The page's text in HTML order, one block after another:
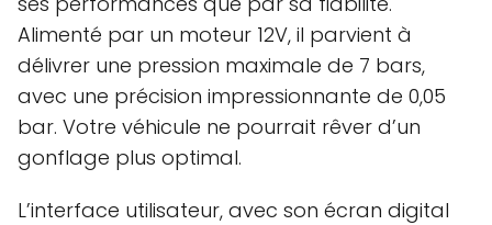
Alimenté par un moteur 12V, il parvient à
délivrer une pression maximale de 7 bars,
avec une précision impressionnante de 0,05
bar. Votre véhicule ne pourrait rêver d’un
gonflage plus optimal.
L’interface utilisateur, avec son écran digital